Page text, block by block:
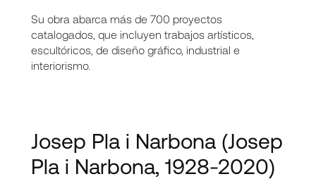
Su obra abarca más de 700 proyectos
catalogados, que incluyen trabajos artísticos,
escultóricos, de diseño gráfico, industrial e
interiorismo.
Josep Pla i Narbona (Josep
Pla i Narbona, 1928-2020)